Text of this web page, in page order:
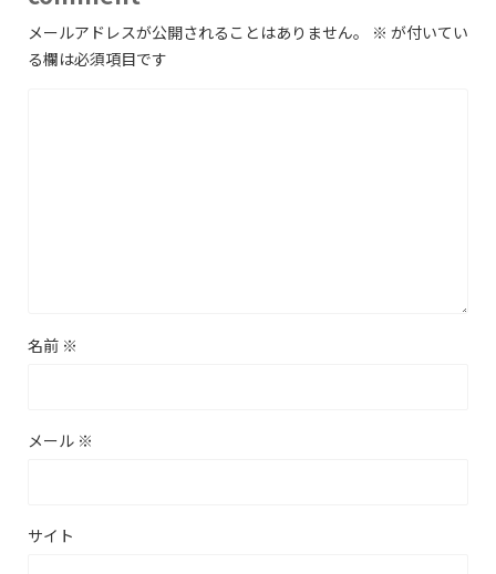
メールアドレスが公開されることはありません。 ※ が付いてい
る欄は必須項目です
名前 ※
メール ※
サイト